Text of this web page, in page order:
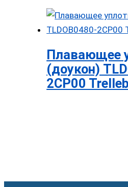
Плавающее
(доукон)
2CP00